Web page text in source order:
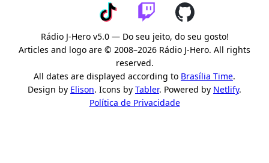
Rádio J-Hero v5.0 — Do seu jeito, do seu gosto!
Articles and logo are © 2008–2026 Rádio J-Hero. All rights
reserved.
All dates are displayed according to Brasília Time.
Design by Elison. Icons by Tabler. Powered by Netlify.
Política de Privacidade